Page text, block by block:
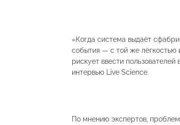
«Когда система выдаёт
события — с той же лёгкостью
рискует ввести
интервью Live Science.
По мнению экспертов,